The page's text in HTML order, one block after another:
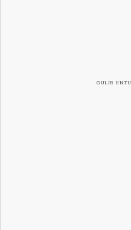
GULIR